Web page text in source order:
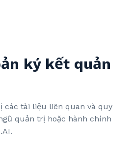
ký kết quản
các tài liệu liên quan và quy
quản trị hoặc hành chính